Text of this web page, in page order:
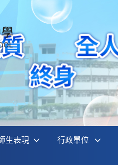
生表現 行政單位